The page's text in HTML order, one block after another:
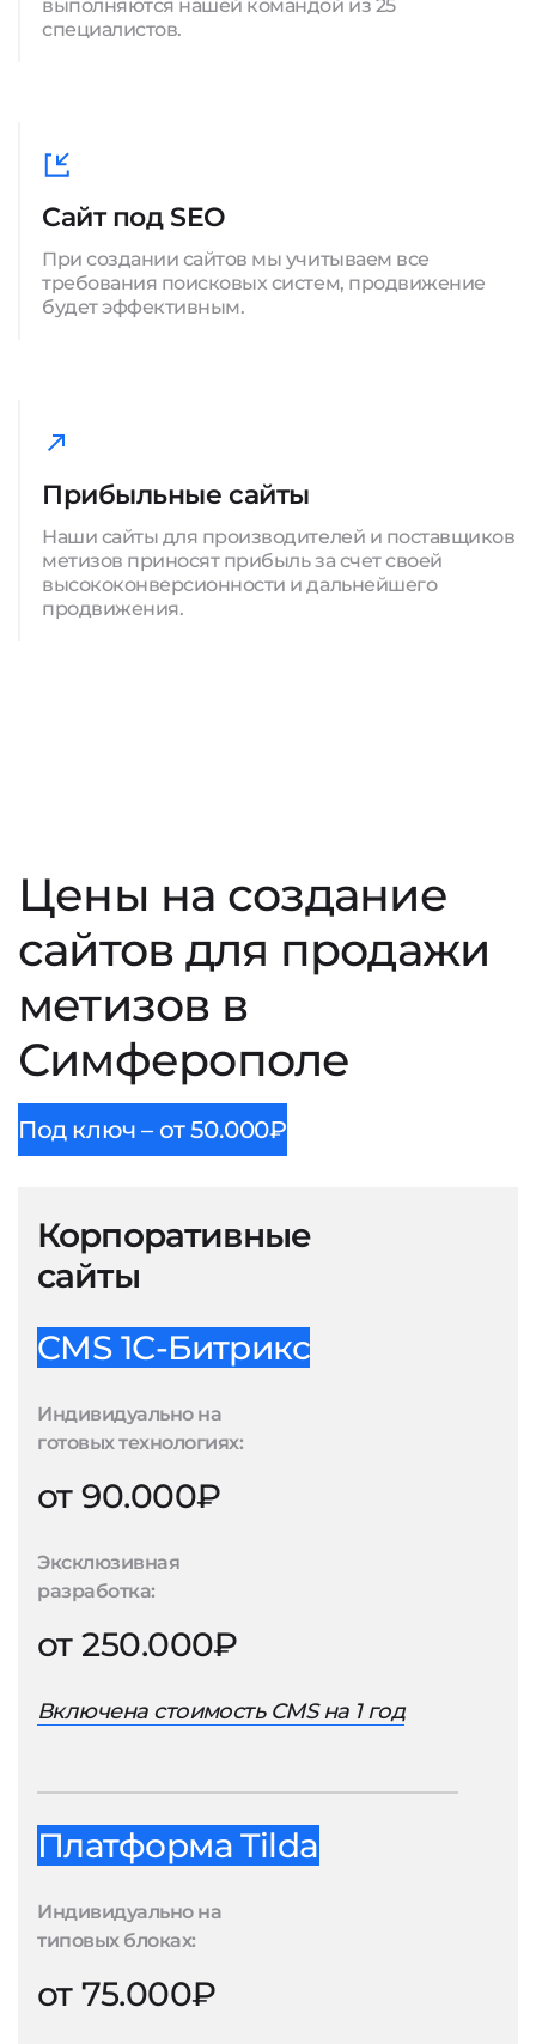
выполняются нашей командой из 25
специалистов.
Сайт под SEO
При создании сайтов мы учитываем все
требования поисковых систем, продвижение
будет эффективным.
Прибыльные сайты
Наши сайты для производителей и поставщиков
метизов приносят прибыль за счет своей
высококонверсионности и дальнейшего
продвижения.
Цены на создание
сайтов для продажи
метизов в
Симферополе
Под ключ – от 50.000₽
Корпоративные
сайты
CMS 1С-Битрикс
Индивидуально на
готовых технологиях:
от 90.000₽
Эксклюзивная
разработка:
от 250.000₽
Включена стоимость CMS на 1 год
Платформа Tilda
Индивидуально на
типовых блоках:
от 75.000₽